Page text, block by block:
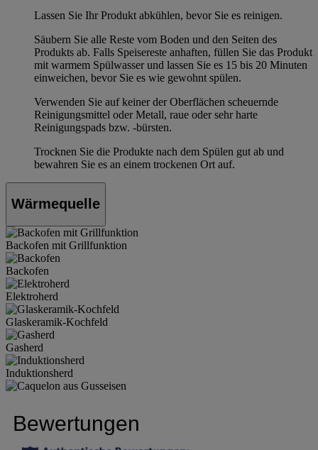
Lassen Sie Ihr Produkt abkühlen, bevor Sie es reinigen.
Säubern Sie alle Reste vom Boden und den Seiten des
Produkts ab. Falls Speisereste anhaften, füllen Sie das Produkt
mit warmem Spülwasser und lassen Sie es 15 bis 20 Minuten
einweichen, bevor Sie es wie gewohnt spülen.
Verwenden Sie auf keiner der Oberflächen scheuernde
Reinigungsmittel oder Metall, raue oder sehr harte
Reinigungspads bzw. -bürsten.
Trocknen Sie die Produkte nach dem Spülen gut ab und
bewahren Sie es an einem trockenen Ort auf.
Wärmequelle
Backofen mit Grillfunktion
Backofen
Elektroherd
Glaskeramik-Kochfeld
Gasherd
Induktionsherd